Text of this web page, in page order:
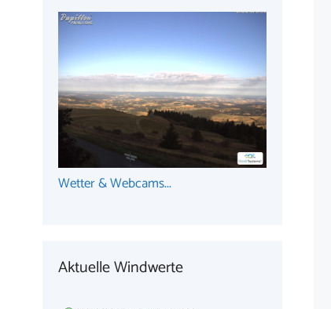
Wetter & Webcams...
Aktuelle Windwerte